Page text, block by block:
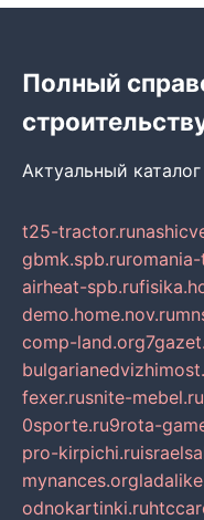
Полный
Актуальный
t25-tractor.ru
gbmk.spb.ru
airheat-spb.ru
demo.home.nov.ru
comp-land.org
fexer.rusnite-mebel.ru
0sporte.ru9rota-
pro-kirpichi.ru
mynances.org
odnokartinki.ru